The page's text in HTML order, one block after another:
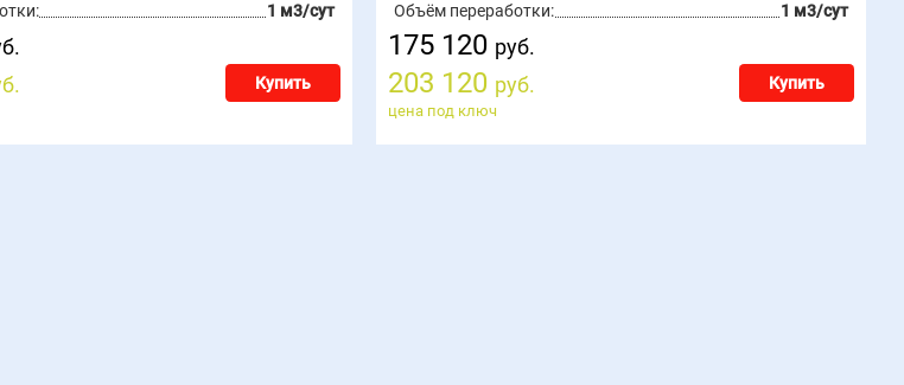
1 м3/сут
Купить
Объём переработки:
1 м3/сут
175 120 руб.
203 120 руб. Купить
цена под ключ